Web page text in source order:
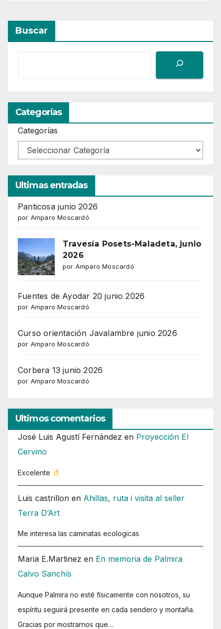
Buscar
Categorías
Categorías
Ultimas entradas
Panticosa junio 2026
por Amparo Moscardó
Travesía Posets-Maladeta, junio
2026
por Amparo Moscardó
Fuentes de Ayodar 20 junio 2026
por Amparo Moscardó
Curso orientación Javalambre junio 2026
por Amparo Moscardó
Corbera 13 junio 2026
por Amparo Moscardó
Ultimos comentarios
José Luis Agustí Fernández en Proyección El
Cervino
Excelente
Luis castrillon en Ahillas, ruta i visita al seller
Terra D’Art
Me interesa las caminatas ecologicas
Maria E.Martinez en En memoria de Palmira
Calvo Sanchís
Aunque Palmira no esté físicamente con nosotros, su
espíritu seguirá presente en cada sendero y montaña.
Gracias por mostrarnos que…